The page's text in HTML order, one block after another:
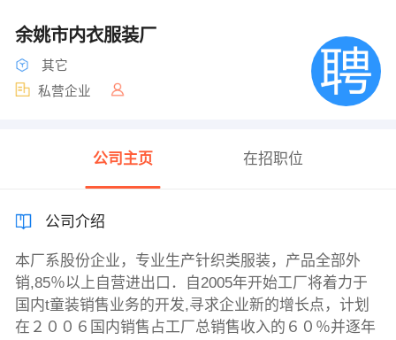
余姚市内衣服装厂
其它
私营企业
公司主页 在招职位
公司介绍
本厂系股份企业，专业生产针织类服装，产品全部外
销,85％以上自营进出口．自2005年开始工厂将着力于
国内t童装销售业务的开发,寻求企业新的增长点，计划
在２００６国内销售占工厂总销售收入的６０％并逐年